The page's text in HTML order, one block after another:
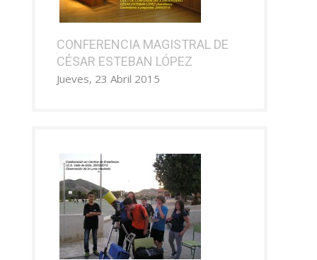
CONFERENCIA MAGISTRAL DE
CÉSAR ESTEBAN LÓPEZ
Jueves, 23 Abril 2015